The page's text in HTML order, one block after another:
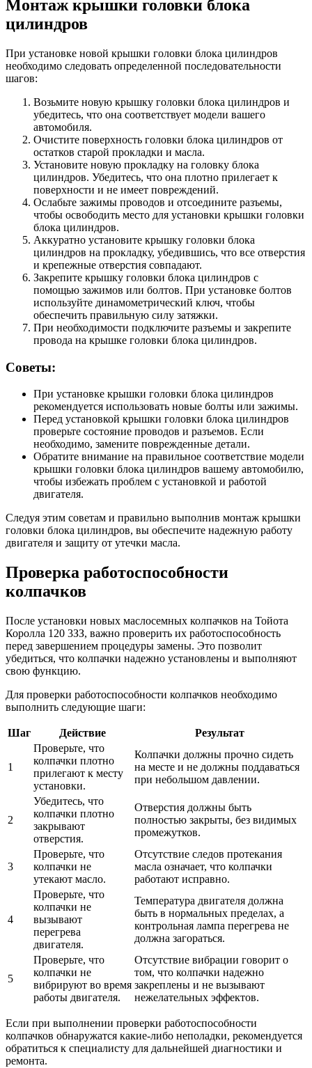
Монтаж крышки головки блока
цилиндров
При установке новой крышки головки блока цилиндров
необходимо следовать определенной последовательности
шагов:
Возьмите новую крышку головки блока цилиндров и
убедитесь, что она соответствует модели вашего
автомобиля.
Очистите поверхность головки блока цилиндров от
остатков старой прокладки и масла.
Установите новую прокладку на головку блока
цилиндров. Убедитесь, что она плотно прилегает к
поверхности и не имеет повреждений.
Ослабьте зажимы проводов и отсоедините разъемы,
чтобы освободить место для установки крышки головки
блока цилиндров.
Аккуратно установите крышку головки блока
цилиндров на прокладку, убедившись, что все отверстия
и крепежные отверстия совпадают.
Закрепите крышку головки блока цилиндров с
помощью зажимов или болтов. При установке болтов
используйте динамометрический ключ, чтобы
обеспечить правильную силу затяжки.
При необходимости подключите разъемы и закрепите
провода на крышке головки блока цилиндров.
Советы:
При установке крышки головки блока цилиндров
рекомендуется использовать новые болты или зажимы.
Перед установкой крышки головки блока цилиндров
проверьте состояние проводов и разъемов. Если
необходимо, замените поврежденные детали.
Обратите внимание на правильное соответствие модели
крышки головки блока цилиндров вашему автомобилю,
чтобы избежать проблем с установкой и работой
двигателя.
Следуя этим советам и правильно выполнив монтаж крышки
головки блока цилиндров, вы обеспечите надежную работу
двигателя и защиту от утечки масла.
Проверка работоспособности
колпачков
После установки новых маслосемных колпачков на Тойота
Королла 120 3ЗЗ, важно проверить их работоспособность
перед завершением процедуры замены. Это позволит
убедиться, что колпачки надежно установлены и выполняют
свою функцию.
Для проверки работоспособности колпачков необходимо
выполнить следующие шаги:
Шаг Действие Результат
1
Проверьте, что
колпачки плотно
прилегают к месту
установки.
Колпачки должны прочно сидеть
на месте и не должны поддаваться
при небольшом давлении.
2
Убедитесь, что
колпачки плотно
закрывают
отверстия.
Отверстия должны быть
полностью закрыты, без видимых
промежутков.
3
Проверьте, что
колпачки не
утекают масло.
Отсутствие следов протекания
масла означает, что колпачки
работают исправно.
4
Проверьте, что
колпачки не
вызывают
перегрева
двигателя.
Температура двигателя должна
быть в нормальных пределах, а
контрольная лампа перегрева не
должна загораться.
5
Проверьте, что
колпачки не
вибрируют во время
работы двигателя.
Отсутствие вибрации говорит о
том, что колпачки надежно
закреплены и не вызывают
нежелательных эффектов.
Если при выполнении проверки работоспособности
колпачков обнаружатся какие-либо неполадки, рекомендуется
обратиться к специалисту для дальнейшей диагностики и
ремонта.